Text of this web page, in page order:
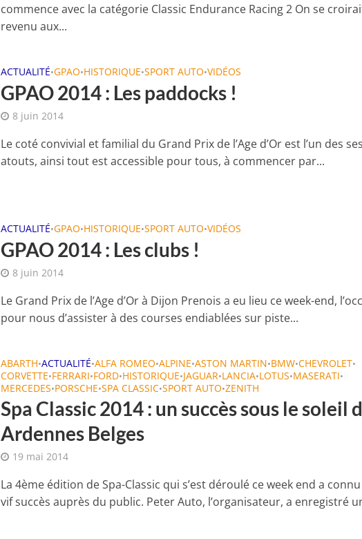
commence avec la catégorie Classic Endurance Racing 2 On se
revenu aux...
ACTUALITÉ•GPAO•HISTORIQUE•SPORT AUTO•VIDÉOS
GPAO 2014 : Les paddocks !
8 juin 2014
Le coté convivial et familial du Grand Prix de l’Age d’Or est l’un des
atouts, ainsi tout est accessible pour tous, à commencer par...
ACTUALITÉ•GPAO•HISTORIQUE•SPORT AUTO•VIDÉOS
GPAO 2014 : Les clubs !
8 juin 2014
Le Grand Prix de l’Age d’Or à Dijon Prenois a eu lieu ce week-end,
pour nous d’assister à des courses endiablées sur piste...
ABARTH•ACTUALITÉ•ALFA ROMEO•ALPINE•ASTON MARTIN•BMW•CHEVROLET•
CORVETTE•FERRARI•FORD•HISTORIQUE•JAGUAR•LANCIA•LOTUS•MASERATI•
MERCEDES•PORSCHE•SPA CLASSIC•SPORT AUTO•ZENITH
Spa Classic 2014 : un succès sous le soleil
Ardennes Belges
19 mai 2014
La 4ème édition de Spa-Classic qui s’est déroulé ce week end a
vif succès auprès du public. Peter Auto, l’organisateur, a enregistré